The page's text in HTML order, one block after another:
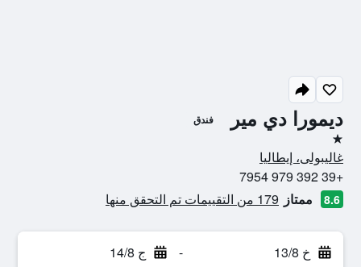
ديمورا دي مير فندق
نجمة واحدة
غاليبولى، إيطاليا
+39 392 979 7954
8.6 ممتاز 179 من التقييمات تم التحقق منها
خ 13/8 - ج 14/8